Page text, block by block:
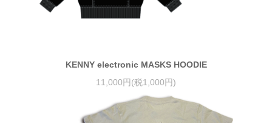
KENNY electronic MASKS HOODIE
11,000円(税1,000円)